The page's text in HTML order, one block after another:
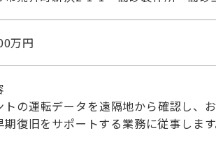
万円
トの運転データを遠隔地から確認し、
復旧をサポートする業務に従事します